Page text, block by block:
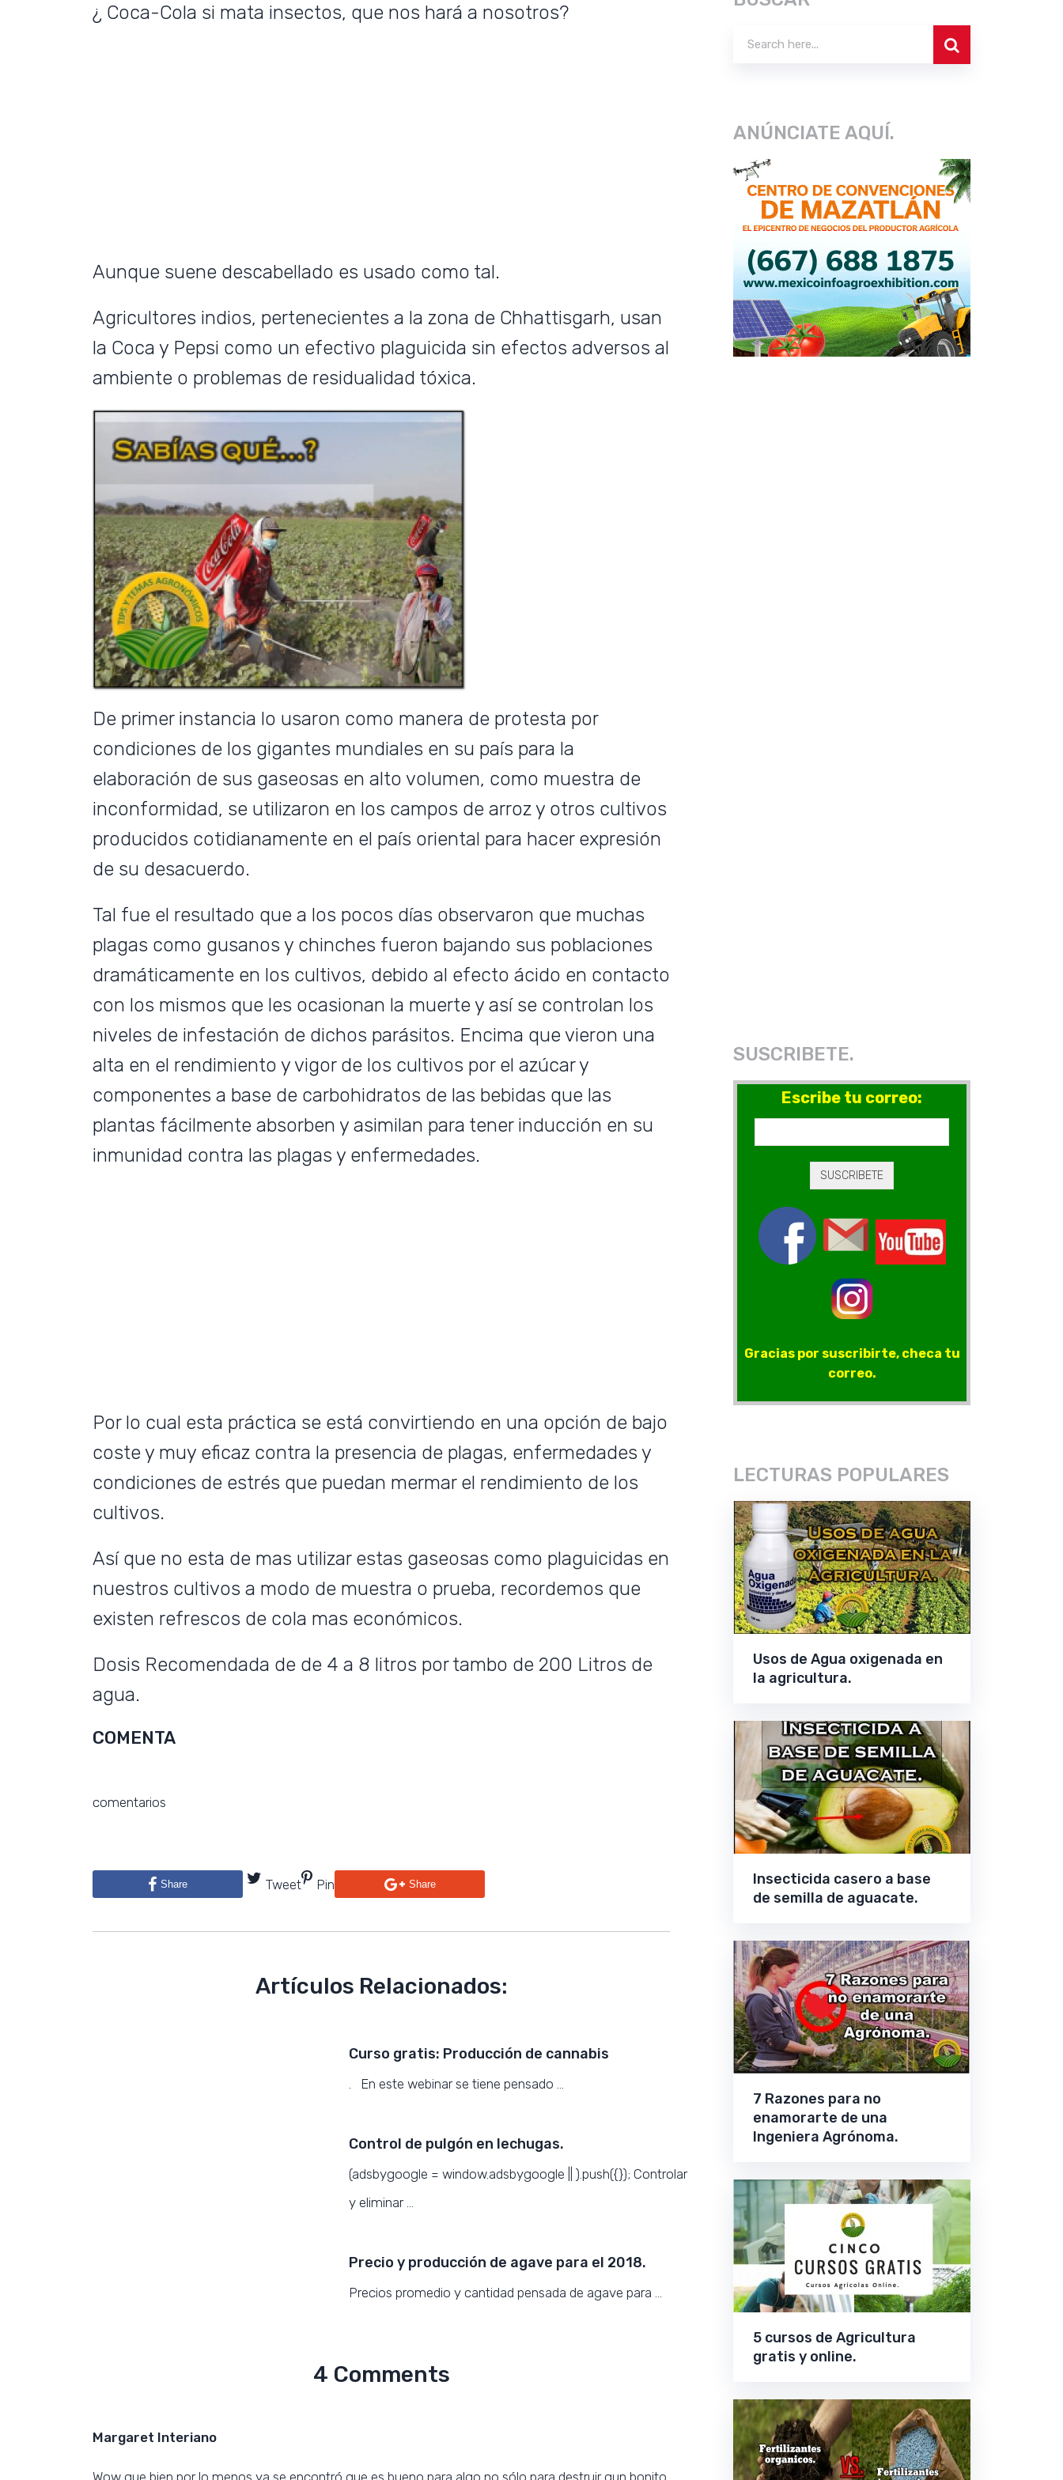
¿ Coca-Cola si mata insectos, que nos hará a nosotros?
Aunque suene descabellado es usado como tal.
Agricultores indios, pertenecientes a la zona de Chhattisgarh, usan
la Coca y Pepsi como un efectivo plaguicida sin efectos adversos al
ambiente o problemas de residualidad tóxica.
De primer instancia lo usaron como manera de protesta por
condiciones de los gigantes mundiales en su país para la
elaboración de sus gaseosas en alto volumen, como muestra de
inconformidad, se utilizaron en los campos de arroz y otros cultivos
producidos cotidianamente en el país oriental para hacer expresión
de su desacuerdo.
Tal fue el resultado que a los pocos días observaron que muchas
plagas como gusanos y chinches fueron bajando sus poblaciones
dramáticamente en los cultivos, debido al efecto ácido en contacto
con los mismos que les ocasionan la muerte y así se controlan los
niveles de infestación de dichos parásitos. Encima que vieron una
alta en el rendimiento y vigor de los cultivos por el azúcar y
componentes a base de carbohidratos de las bebidas que las
plantas fácilmente absorben y asimilan para tener inducción en su
inmunidad contra las plagas y enfermedades.
Por lo cual esta práctica se está convirtiendo en una opción de bajo
coste y muy eficaz contra la presencia de plagas, enfermedades y
condiciones de estrés que puedan mermar el rendimiento de los
cultivos.
Así que no esta de mas utilizar estas gaseosas como plaguicidas en
nuestros cultivos a modo de muestra o prueba, recordemos que
existen refrescos de cola mas económicos.
Dosis Recomendada de de 4 a 8 litros por tambo de 200 Litros de
agua.
COMENTA
comentarios
Share Tweet Pin Share
Artículos Relacionados:
Curso gratis: Producción de cannabis
. En este webinar se tiene pensado …
Control de pulgón en lechugas.
(adsbygoogle = window.adsbygoogle || ).push({}); Controlar
y eliminar …
Precio y producción de agave para el 2018.
Precios promedio y cantidad pensada de agave para …
4 Comments
Margaret Interiano
Wow que bien por lo menos ya se encontró que es bueno para algo no sólo para destruir qun bonito
ANÚNCIATE AQUÍ.
SUSCRIBETE.
Escribe tu correo:
Gracias por suscribirte, checa tu
correo.
LECTURAS POPULARES
Usos de Agua oxigenada en
la agricultura.
Insecticida casero a base
de semilla de aguacate.
7 Razones para no
enamorarte de una
Ingeniera Agrónoma.
5 cursos de Agricultura
gratis y online.